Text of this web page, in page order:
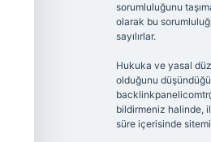
sorumluluğunu
olarak bu
sayılırlar.
Hukuka ve yasal
olduğunu
bildirmeniz halinde,
süre içerisinde